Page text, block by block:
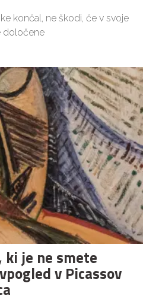
končal, ne škodi, če v svoje
določene
ki je ne smete
v Picassov